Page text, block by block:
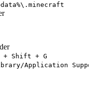
+ Shift + G
Application